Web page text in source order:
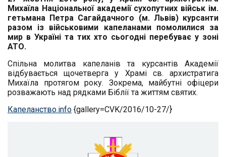
Михаїла Національної академії сухопутних військ ім.
гетьмана Петра Сагайдачного (м. Львів) курсанти
разом із військовими капеланами помолилися за
мир в Україні та тих хто сьогодні перебуває у зоні
АТО.
Спільна молитва капеланів та курсантів Академії
відбувається щочетверга у Храмі св. архистратига
Михаїла протягом року. Зокрема, майбутні офіцери
розважають над рядками Біблії та життям святих.
Капеланство.info {gallery=CVK/2016/10-27/}